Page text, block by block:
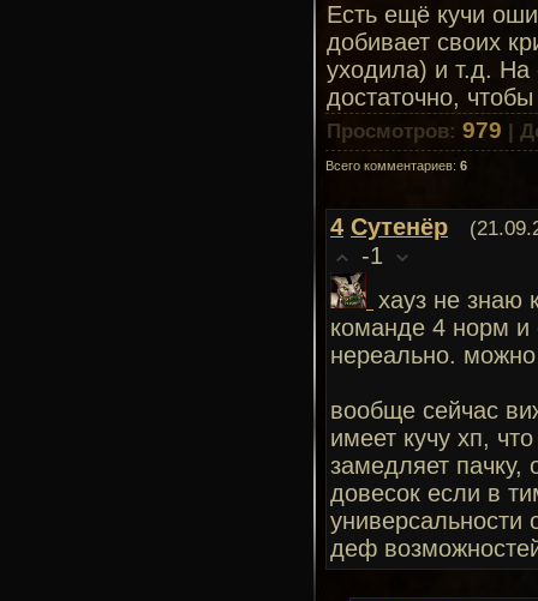
Есть ещё кучи
добивает своих
уходила) и т.д. На
достаточно,
Просмотров: 979 |
Всего комментариев: 6
4 Сутенёр
-1
хауз не знаю
команде 4 норм и
нереально.
вообще сейчас
имеет кучу хп,
замедляет пачку,
довесок если в
универсальности
деф